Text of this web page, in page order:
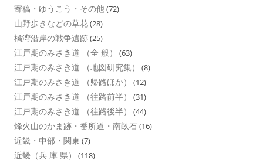
寄稿・ゆうこう・その他(72)
山野歩きなどの草花(28)
橘湾沿岸の戦争遺跡(25)
江戸期のみさき道 （全 般） (63)
江戸期のみさき道 （地図研究集） (8)
江戸期のみさき道 （帰路ほか） (12)
江戸期のみさき道 （往路前半） (31)
江戸期のみさき道 （往路後半） (44)
烽火山のかま跡・番所道・南畝石(16)
近畿・中部・関東 (7)
近畿（兵 庫 県） (118)